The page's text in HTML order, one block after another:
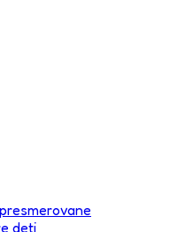
deti